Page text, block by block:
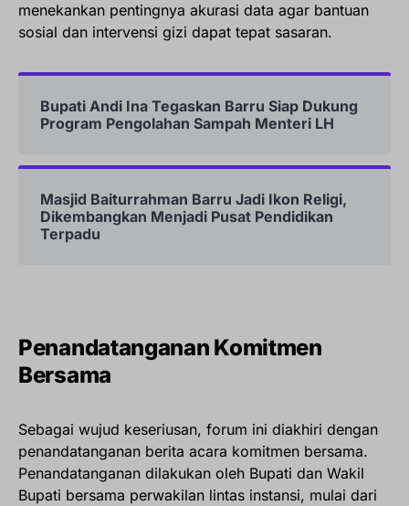
menekankan pentingnya akurasi data agar bantuan
sosial dan intervensi gizi dapat tepat sasaran.
Bupati Andi Ina Tegaskan Barru Siap Dukung
Program Pengolahan Sampah Menteri LH
Masjid Baiturrahman Barru Jadi Ikon Religi,
Dikembangkan Menjadi Pusat Pendidikan
Terpadu
Penandatanganan Komitmen
Bersama
Sebagai wujud keseriusan, forum ini diakhiri dengan
penandatanganan berita acara komitmen bersama.
Penandatanganan dilakukan oleh Bupati dan Wakil
Bupati bersama perwakilan lintas instansi, mulai dari